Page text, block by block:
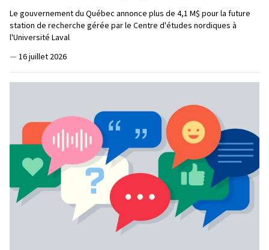
Le gouvernement du Québec annonce plus de 4,1 M$ pour la future
station de recherche gérée par le Centre d'études nordiques à
l'Université Laval
— 16 juillet 2026